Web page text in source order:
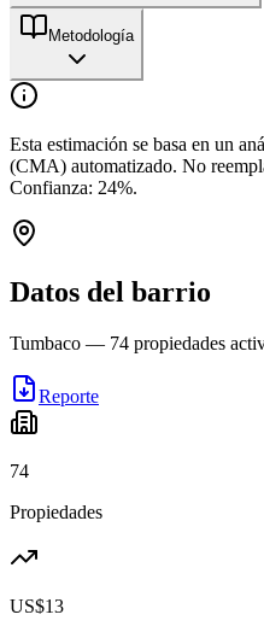
Metodología
Esta estimación se basa en un
(CMA) automatizado. No
Confianza: 24%.
Datos del barrio
Tumbaco — 74 propiedades
Reporte
74
Propiedades
US$13